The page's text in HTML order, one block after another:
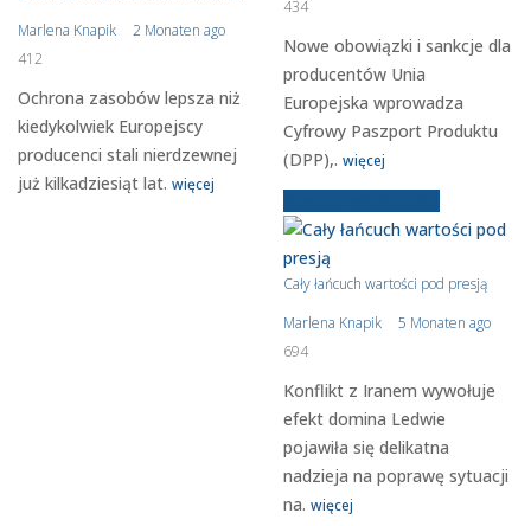
Marlena Knapik
2 Monaten ago
412
Ochrona zasobów lepsza niż
kiedykolwiek Europejscy
producenci stali nierdzewnej
już kilkadziesiąt lat. więcej
434
Nowe obowiązki i sankcje dla
producentów Unia
Europejska wprowadza
Cyfrowy Paszport Produktu
(DPP),. więcej
Cały łańcuch wartości pod presją
Marlena Knapik
5 Monaten ago
694
Konflikt z Iranem wywołuje
efekt domina Ledwie
pojawiła się delikatna
nadzieja na poprawę sytuacji
na. więcej